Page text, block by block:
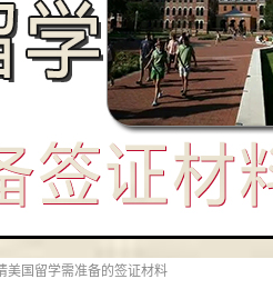
美国留学需准备的签证材料